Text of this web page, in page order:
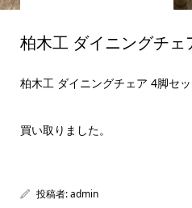
柏木工 ダイニングチェ
柏木工 ダイニングチェア 4脚セッ
買い取りました。
投稿者:admin